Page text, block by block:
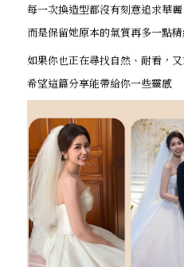
每一次換造型都沒有刻意追求華麗
而是保留她原本的氣質再多一點
如果你也正在尋找自然、耐看，
希望這篇分享能帶給你一些靈感